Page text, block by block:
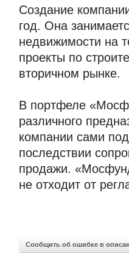
Создание
год. Она
недвижимости на
проекты по
вторичном рынке.
В портфеле
различного
компании сами
последствии
продажи.
не отходит от
Сообщить об ошибке в